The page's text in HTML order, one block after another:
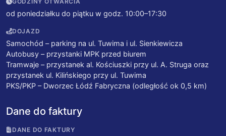
od poniedziałku do piątku w godz. 10:00–17:30
DOJAZD
Samochód – parking na ul. Tuwima i ul. Sienkiewicza
Autobusy – przystanki MPK przed biurem
Tramwaje – przystanek al. Kościuszki przy ul. A. Struga oraz
przystanek ul. Kilińskiego przy ul. Tuwima
PKS/PKP – Dworzec Łódź Fabryczna (odległość ok 0,5 km)
Dane do faktury
DANE DO FAKTURY